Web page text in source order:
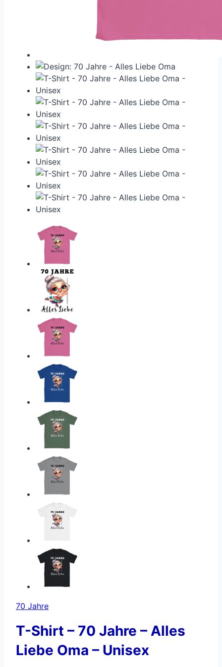
70 Jahre
T-Shirt – 70 Jahre – Alles
Liebe Oma – Unisex